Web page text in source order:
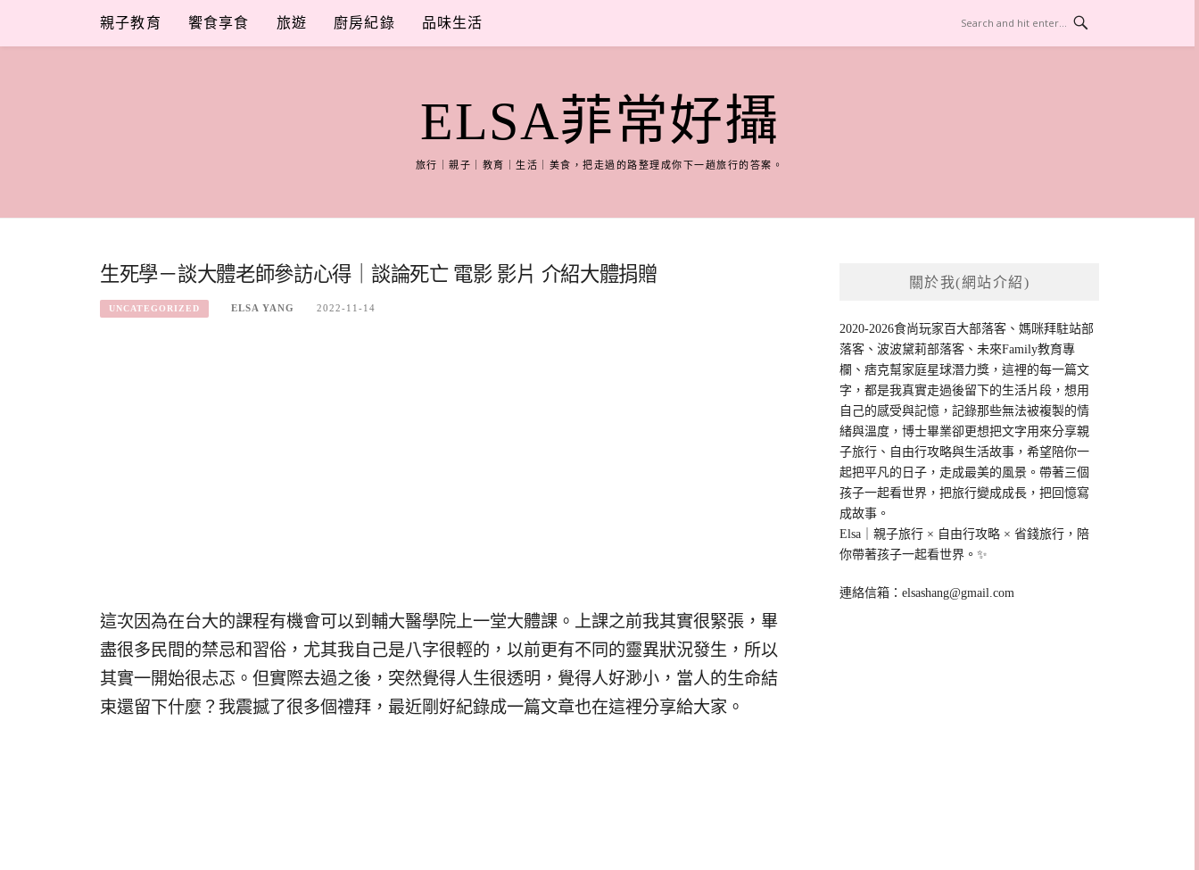
content
親子教育 饗食享食 旅遊 廚房紀錄 品味生活
ELSA菲常好攝
旅行｜親子｜教育｜生活｜美食，把走過的路整理成你下一趟旅行的答案。
生死學－談大體老師參訪心得｜談論死亡 電影 影片 介紹大體捐贈
UNCATEGORIZED ELSA YANG 2022-11-14
這次因為在台大的課程有機會可以到輔大醫學院上一堂大體課。上課之前我其實很緊張，畢
盡很多民間的禁忌和習俗，尤其我自己是八字很輕的，以前更有不同的靈異狀況發生，所以
其實一開始很忐忑。但實際去過之後，突然覺得人生很透明，覺得人好渺小，當人的生命結
束還留下什麼？我震撼了很多個禮拜，最近剛好紀錄成一篇文章也在這裡分享給大家。
關於我(網站介紹)
2020-2026食尚玩家百大部落客、媽咪拜駐站部
落客、波波黛莉部落客、未來Family教育專
欄、痞克幫家庭星球潛力獎，這裡的每一篇文
字，都是我真實走過後留下的生活片段，想用
自己的感受與記憶，記錄那些無法被複製的情
緒與溫度，博士畢業卻更想把文字用來分享親
子旅行、自由行攻略與生活故事，希望陪你一
起把平凡的日子，走成最美的風景。帶著三個
孩子一起看世界，把旅行變成成長，把回憶寫
成故事。
Elsa｜親子旅行 × 自由行攻略 × 省錢旅行，陪
你帶著孩子一起看世界。✨
連絡信箱：elsashang@gmail.com